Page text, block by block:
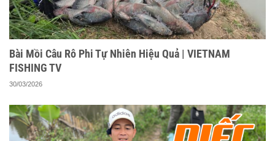
Bài Mồi Câu Rô Phi Tự Nhiên Hiệu Quả | VIETNAM
FISHING TV
30/03/2026